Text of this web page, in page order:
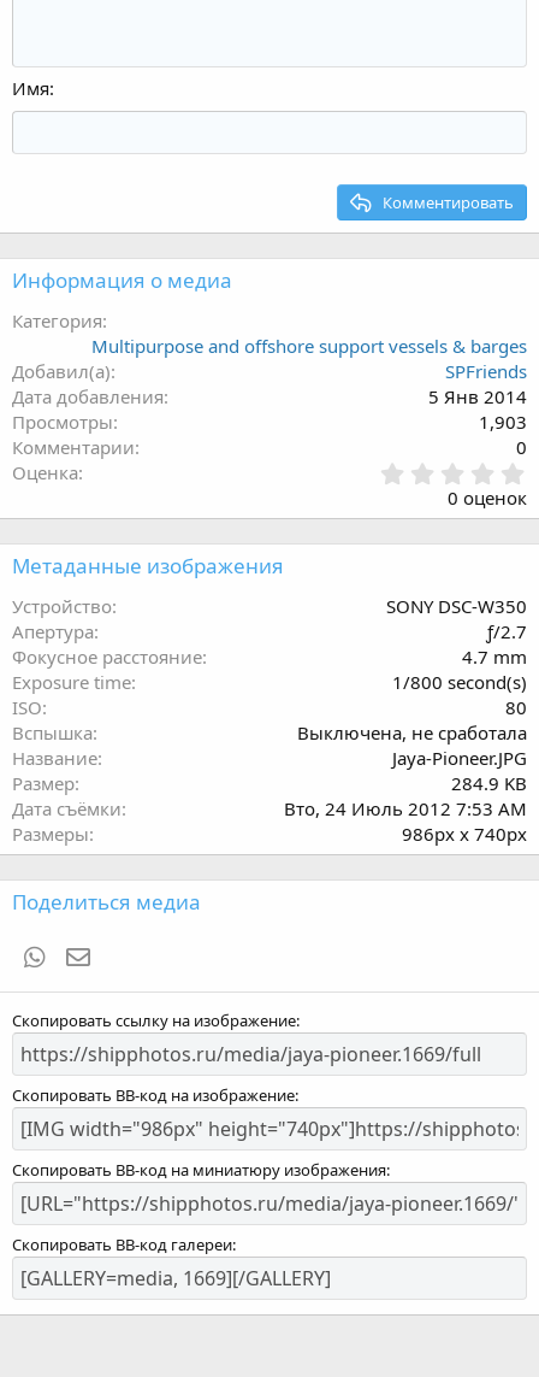
Имя
Комментировать
Информация о медиа
Категория
Multipurpose and offshore support vessels & barges
Добавил(а)
SPFriends
Дата добавления
5 Янв 2014
Просмотры
1,903
Комментарии
0
Оценка
.
0
0 оценок
Метаданные изображения
Устройство
SONY DSC-W350
Апертура
ƒ/2.7
Фокусное расстояние
4.7 mm
Exposure time
1/800 second(s)
ISO
80
Вспышка
Выключена, не сработала
Название
Jaya-Pioneer.JPG
Размер
284.9 KB
Дата съёмки
Вто, 24 Июль 2012 7:53 AM
Размеры
986px x 740px
Поделиться медиа
WhatsApp
Скопировать ссылку на изображение
Скопировать BB-код на изображение
Скопировать BB-код на миниатюру изображения
Скопировать BB-код галереи